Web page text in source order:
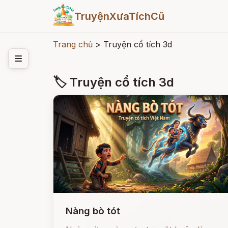
TruyệnXưaTíchCũ
Trang chủ > Truyện cổ tích 3d
🏷 Truyện cổ tích 3d
Nàng bò tót